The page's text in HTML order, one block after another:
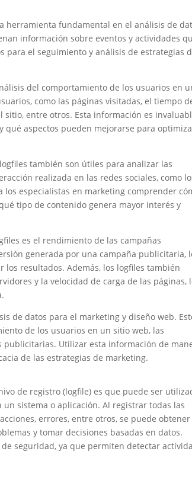
herramienta fundamental en el análisis de
información sobre eventos y actividades
el seguimiento y análisis de estrategias
del comportamiento de los usuarios en
como las páginas visitadas, el tiempo
entre otros. Esta información es
aspectos pueden mejorarse para
también son útiles para analizar las
realizada en las redes sociales, como
especialistas en marketing comprender
tipo de contenido genera mayor interés y
es el rendimiento de las campañas
generada por una campaña publicitaria,
resultados. Además, los logfiles también
y la velocidad de carga de las páginas,
de datos para el marketing y diseño web.
de los usuarios en un sitio web, las
publicitarias. Utilizar esta información de
de las estrategias de marketing.
de registro (logfile) es que puede ser
sistema o aplicación. Al registrar todas las
errores, entre otros, se puede obtener
y tomar decisiones basadas en datos.
seguridad, ya que permiten detectar